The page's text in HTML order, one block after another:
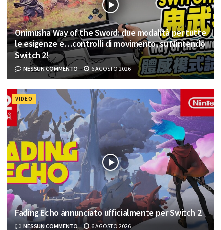
Onimusha Way of the Sword: due modalità per tutte
le esigenze e…controlli di movimento, su Nintendo
Switch 2!
NESSUN COMMENTO 6 AGOSTO 2026
VIDEO
Fading Echo annunciato ufficialmente per Switch 2
NESSUN COMMENTO 6 AGOSTO 2026